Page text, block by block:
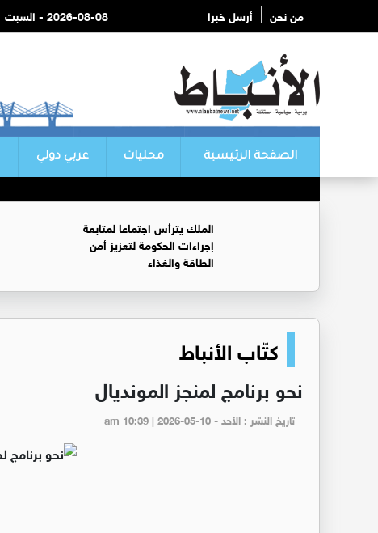
من نحن أرسل خبرا 2026-08-08 - السبت
الصفحة الرئيسية محليات عربي دولي
الملك يترأس اجتماعا لمتابعة
إجراءات الحكومة لتعزيز أمن
الطاقة والغذاء
كتّاب الأنباط
نحو برنامج لمنجز المونديال
تاريخ النشر : الأحد - am 10:39 | 2026-05-10